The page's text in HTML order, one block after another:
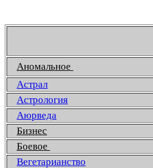
Аномальное
Астрал
Астрология
Аюрведа
Бизнес
Боевое
Вегетарианство